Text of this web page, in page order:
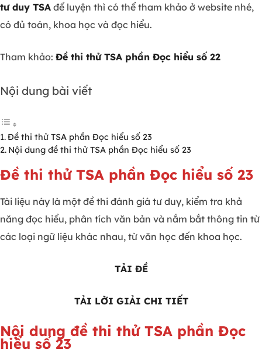
tư duy TSA để luyện thì có thể tham khảo ở website nhé,
có đủ toán, khoa học và đọc hiểu.
Tham khảo: Đề thi thử TSA phần Đọc hiểu số 22
Nội dung bài viết
Đề thi thử TSA phần Đọc hiểu số 23
Nội dung đề thi thử TSA phần Đọc hiểu số 23
Đề thi thử TSA phần Đọc hiểu số 23
Tài liệu này là một đề thi đánh giá tư duy, kiểm tra khả
năng đọc hiểu, phân tích văn bản và nắm bắt thông tin từ
các loại ngữ liệu khác nhau, từ văn học đến khoa học.
TẢI ĐỀ
TẢI LỜI GIẢI CHI TIẾT
Nội dung đề thi thử TSA phần Đọc
hiểu số 23